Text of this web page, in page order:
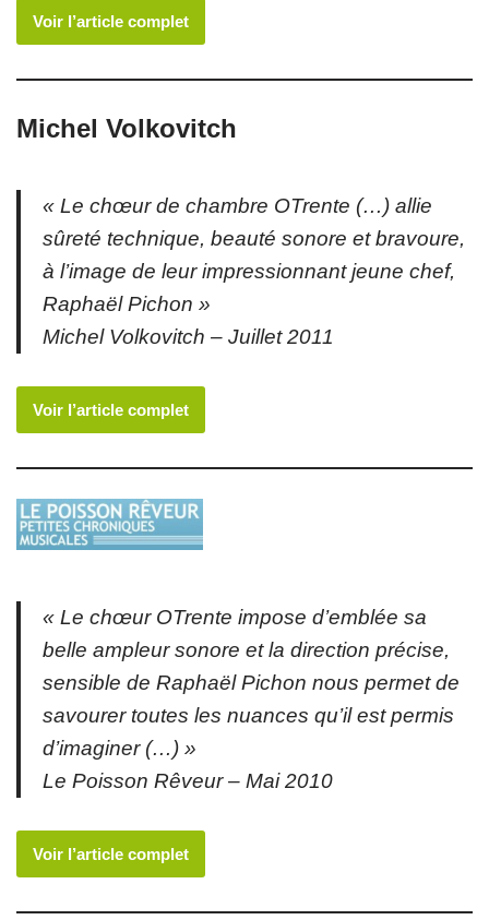
Voir l’article complet
Michel Volkovitch
« Le chœur de chambre OTrente (…) allie
sûreté technique, beauté sonore et bravoure,
à l’image de leur impressionnant jeune chef,
Raphaël Pichon »
Michel Volkovitch – Juillet 2011
Voir l’article complet
« Le chœur OTrente impose d’emblée sa
belle ampleur sonore et la direction précise,
sensible de Raphaël Pichon nous permet de
savourer toutes les nuances qu’il est permis
d’imaginer (…) »
Le Poisson Rêveur – Mai 2010
Voir l’article complet